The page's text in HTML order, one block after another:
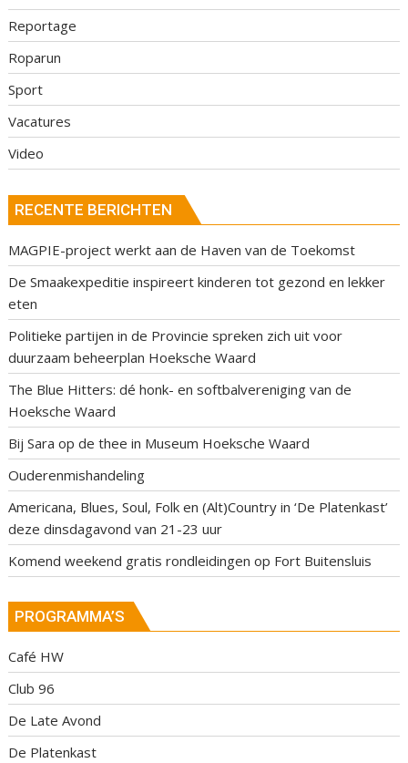
Reportage
Roparun
Sport
Vacatures
Video
RECENTE BERICHTEN
MAGPIE-project werkt aan de Haven van de Toekomst
De Smaakexpeditie inspireert kinderen tot gezond en lekker
eten
Politieke partijen in de Provincie spreken zich uit voor
duurzaam beheerplan Hoeksche Waard
The Blue Hitters: dé honk- en softbalvereniging van de
Hoeksche Waard
Bij Sara op de thee in Museum Hoeksche Waard
Ouderenmishandeling
Americana, Blues, Soul, Folk en (Alt)Country in ‘De Platenkast’
deze dinsdagavond van 21-23 uur
Komend weekend gratis rondleidingen op Fort Buitensluis
PROGRAMMA’S
Café HW
Club 96
De Late Avond
De Platenkast